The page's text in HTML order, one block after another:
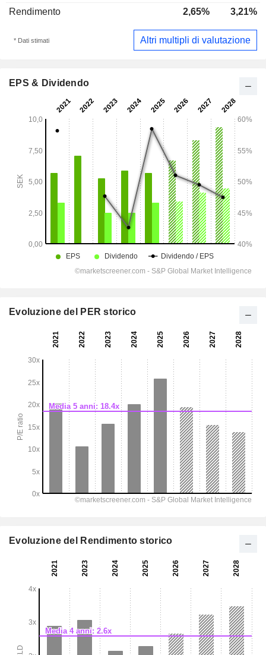
Rendimento 2,65% 3,21%
* Dati stimati Altri multipli di valutazione
EPS & Dividendo
Evoluzione del PER storico
Evoluzione del Rendimento storico